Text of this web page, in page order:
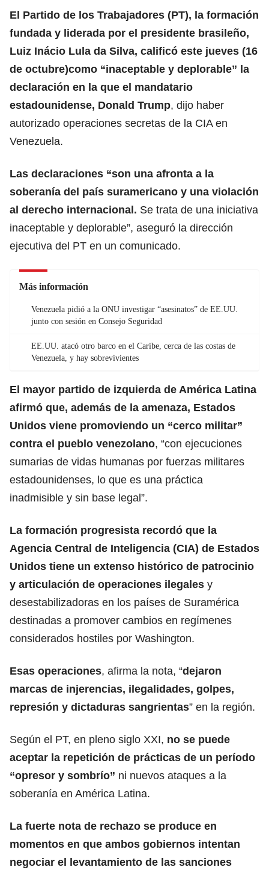
El Partido de los Trabajadores (PT), la formación
fundada y liderada por el presidente brasileño,
Luiz Inácio Lula da Silva, calificó este jueves (16
de octubre)como “inaceptable y deplorable” la
declaración en la que el mandatario
estadounidense, Donald Trump, dijo haber
autorizado operaciones secretas de la CIA en
Venezuela.
Las declaraciones “son una afronta a la
soberanía del país suramericano y una violación
al derecho internacional. Se trata de una iniciativa
inaceptable y deplorable”, aseguró la dirección
ejecutiva del PT en un comunicado.
Más información
Venezuela pidió a la ONU investigar “asesinatos” de EE.UU.
junto con sesión en Consejo Seguridad
EE.UU. atacó otro barco en el Caribe, cerca de las costas de
Venezuela, y hay sobrevivientes
El mayor partido de izquierda de América Latina
afirmó que, además de la amenaza, Estados
Unidos viene promoviendo un “cerco militar”
contra el pueblo venezolano, “con ejecuciones
sumarias de vidas humanas por fuerzas militares
estadounidenses, lo que es una práctica
inadmisible y sin base legal”.
La formación progresista recordó que la
Agencia Central de Inteligencia (CIA) de Estados
Unidos tiene un extenso histórico de patrocinio
y articulación de operaciones ilegales y
desestabilizadoras en los países de Suramérica
destinadas a promover cambios en regímenes
considerados hostiles por Washington.
Esas operaciones, afirma la nota, “dejaron
marcas de injerencias, ilegalidades, golpes,
represión y dictaduras sangrientas” en la región.
Según el PT, en pleno siglo XXI, no se puede
aceptar la repetición de prácticas de un período
“opresor y sombrío” ni nuevos ataques a la
soberanía en América Latina.
La fuerte nota de rechazo se produce en
momentos en que ambos gobiernos intentan
negociar el levantamiento de las sanciones